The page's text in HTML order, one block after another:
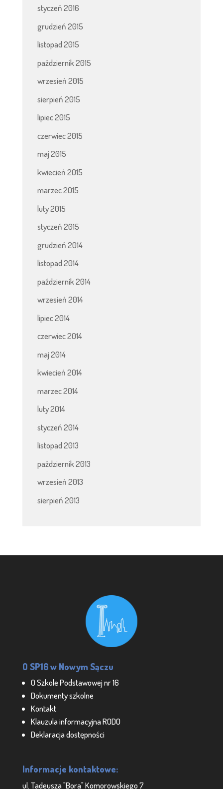
styczeń 2016
grudzień 2015
listopad 2015
październik 2015
wrzesień 2015
sierpień 2015
lipiec 2015
czerwiec 2015
maj 2015
kwiecień 2015
marzec 2015
luty 2015
styczeń 2015
grudzień 2014
listopad 2014
październik 2014
wrzesień 2014
lipiec 2014
czerwiec 2014
maj 2014
kwiecień 2014
marzec 2014
luty 2014
styczeń 2014
listopad 2013
październik 2013
wrzesień 2013
sierpień 2013
O SP16 w Nowym Sączu
O Szkole Podstawowej nr 16
Dokumenty szkolne
Kontakt
Klauzula informacyjna RODO
Deklaracja dostępności
Informacje kontaktowe:
ul. Tadeusza "Bora" Komorowskiego 7